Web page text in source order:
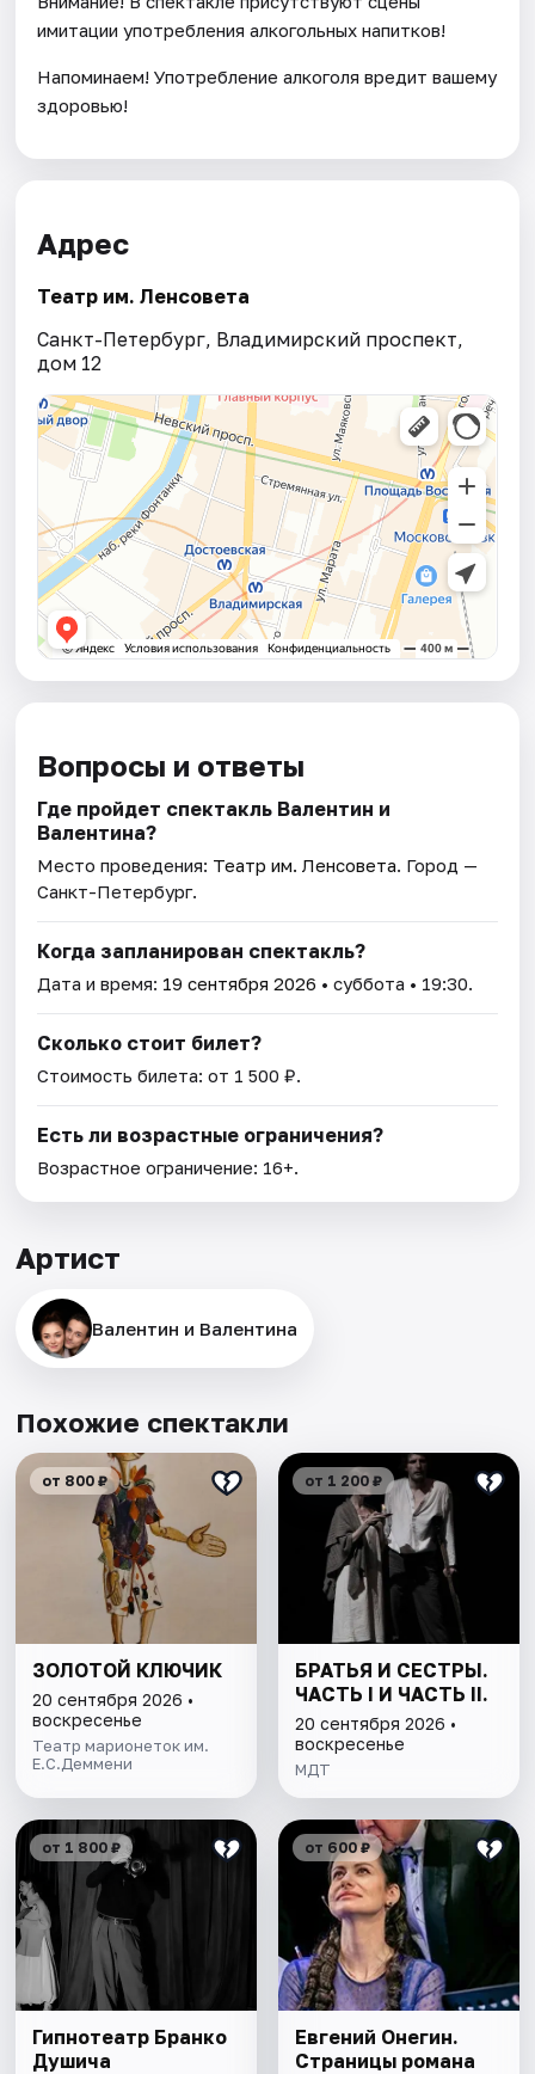
имитации употребления алкогольных напитков!
Напоминаем! Употребление алкоголя вредит вашему
здоровью!
Адрес
Театр им. Ленсовета
Санкт-Петербург, Владимирский проспект,
дом 12
Вопросы и ответы
Где пройдет спектакль Валентин и
Валентина?
Место проведения: Театр им. Ленсовета. Город —
Санкт-Петербург.
Когда запланирован спектакль?
Дата и время: 19 сентября 2026 • суббота • 19:30.
Сколько стоит билет?
Стоимость билета: от 1 500 ₽.
Есть ли возрастные ограничения?
Возрастное ограничение: 16+.
Артист
Валентин и Валентина
Похожие спектакли
от 800 ₽
ЗОЛОТОЙ КЛЮЧИК
20 сентября 2026 •
воскресенье
Театр марионеток им.
Е.С.Деммени
от 1 200 ₽
БРАТЬЯ И СЕСТРЫ.
ЧАСТЬ I И ЧАСТЬ II.
20 сентября 2026 •
воскресенье
МДТ
от 1 800 ₽
Гипнотеатр Бранко
Душича
от 600 ₽
Евгений Онегин.
Страницы романа